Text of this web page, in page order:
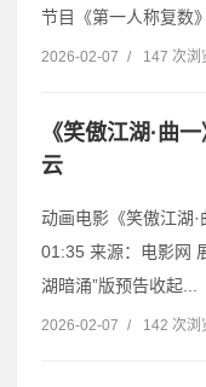
节目《第一人称复数
2026-02-07 / 147 次浏
《笑傲江湖·曲
云
动画电影《笑傲江湖·
01:35 来源：电影网
湖暗涌”版预告收起...
2026-02-07 / 142 次浏